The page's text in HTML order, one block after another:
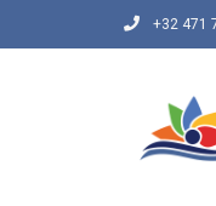
+32 471